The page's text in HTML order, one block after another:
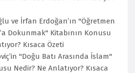
ve İrfan Erdoğan’ın "Öğretmen
Dokunmak" Kitabının Konusu
Kısaca Özeti
"Doğu Batı Arasında İslam"
Nedir? Ne Anlatıyor? Kısaca